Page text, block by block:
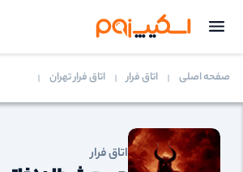
صفحه اصلی اتاق فرار اتاق فرار تهران
اتاق فرار